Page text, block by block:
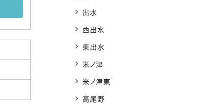
出水
西出水
東出水
米ノ津
米ノ津東
高尾野